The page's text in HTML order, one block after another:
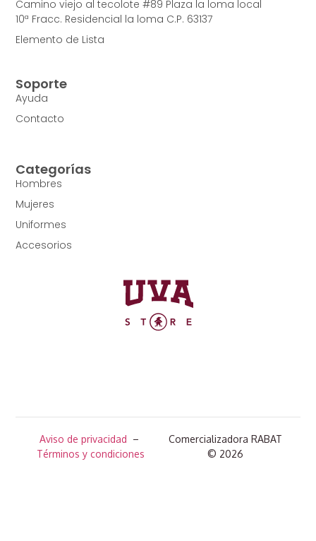
Camino viejo al tecolote #89 Plaza la loma local
10ª Fracc. Residencial la loma C.P. 63137
Elemento de Lista
Categorías
Hombres
Mujeres
Uniformes
Accesorios
Soporte
Ayuda
Contacto
Aviso de privacidad –
Términos y condiciones
Comercializadora RABAT
© 2026